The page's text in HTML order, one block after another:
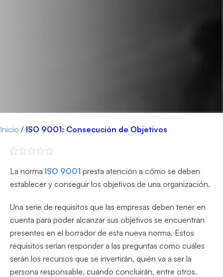
Inicio / ISO 9001: Consecución de Objetivos
La norma ISO 9001 presta atención a cómo se deben
establecer y conseguir los objetivos de una organización.
Una serie de requisitos que las empresas deben tener en
cuenta para poder alcanzar sus objetivos se encuentran
presentes en el borrador de esta nueva norma. Estos
requisitos serían responder a las preguntas como cuáles
serán los recursos que se invertirán, quién va a ser la
persona responsable, cuándo concluirán, entre otros.